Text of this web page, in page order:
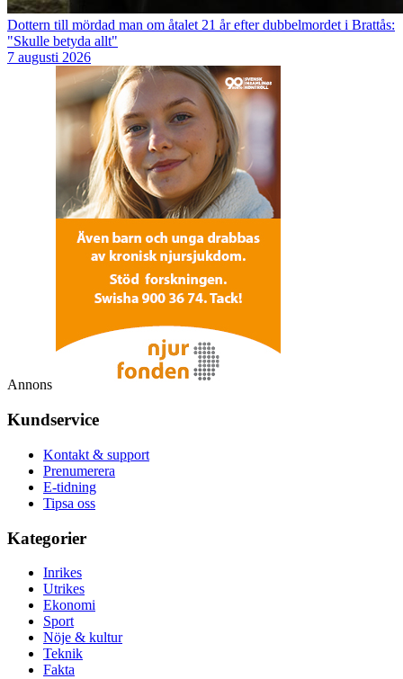
Dottern till mördad man om åtalet 21 år efter dubbelmordet i Brattås:
"Skulle betyda allt"
7 augusti 2026
Annons
Kundservice
Kontakt & support
Prenumerera
E-tidning
Tipsa oss
Kategorier
Inrikes
Utrikes
Ekonomi
Sport
Nöje & kultur
Teknik
Fakta